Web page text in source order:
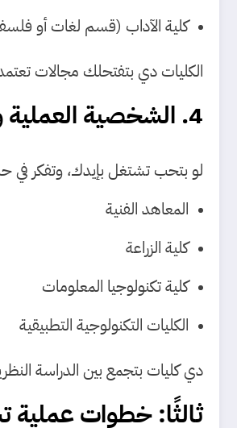
كلية الآداب (قسم لغات أو
الكليات دي بتفتحلك مجالات تعتمد
4. الشخصية العملية والتقنية
لو بتحب تشتغل بإيدك، وتفكر في
المعاهد الفنية
كلية الزراعة
كلية تكنولوجيا المعلومات
الكليات التكنولوجية التطبيقية
دي كليات بتجمع بين الدراسة
ثالثًا: خطوات عملية